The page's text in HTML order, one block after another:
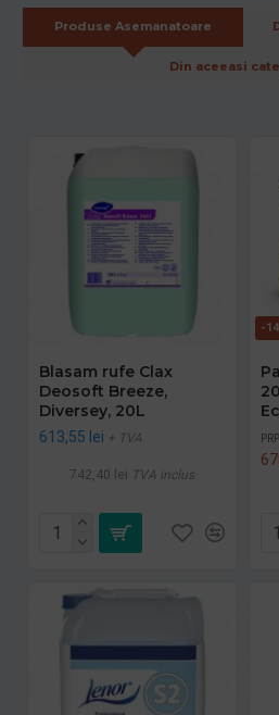
Produse Asemanatoare
Din aceeasi
Blasam rufe Clax
Deosoft Breeze,
Diversey, 20L
613,55 lei + TVA
742,40 lei TVA inclus
-
PRP